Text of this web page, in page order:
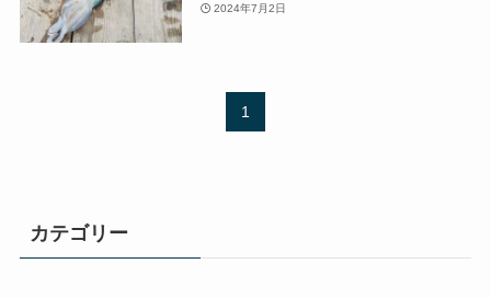
2024年7月2日
1
カテゴリー